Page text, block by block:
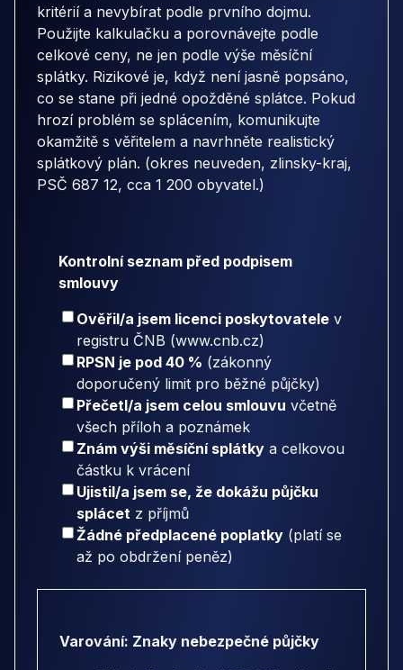
kritérií a nevybírat podle prvního dojmu.
Použijte kalkulačku a porovnávejte podle
celkové ceny, ne jen podle výše měsíční
splátky. Rizikové je, když není jasně popsáno,
co se stane při jedné opožděné splátce. Pokud
hrozí problém se splácením, komunikujte
okamžitě s věřitelem a navrhněte realistický
splátkový plán. (okres neuveden, zlinsky-kraj,
PSČ 687 12, cca 1 200 obyvatel.)
Kontrolní seznam před podpisem
smlouvy
Ověřil/a jsem licenci poskytovatele v
registru ČNB (www.cnb.cz)
RPSN je pod 40 % (zákonný
doporučený limit pro běžné půjčky)
Přečetl/a jsem celou smlouvu včetně
všech příloh a poznámek
Znám výši měsíční splátky a celkovou
částku k vrácení
Ujistil/a jsem se, že dokážu půjčku
splácet z příjmů
Žádné předplacené poplatky (platí se
až po obdržení peněz)
Varování: Znaky nebezpečné půjčky